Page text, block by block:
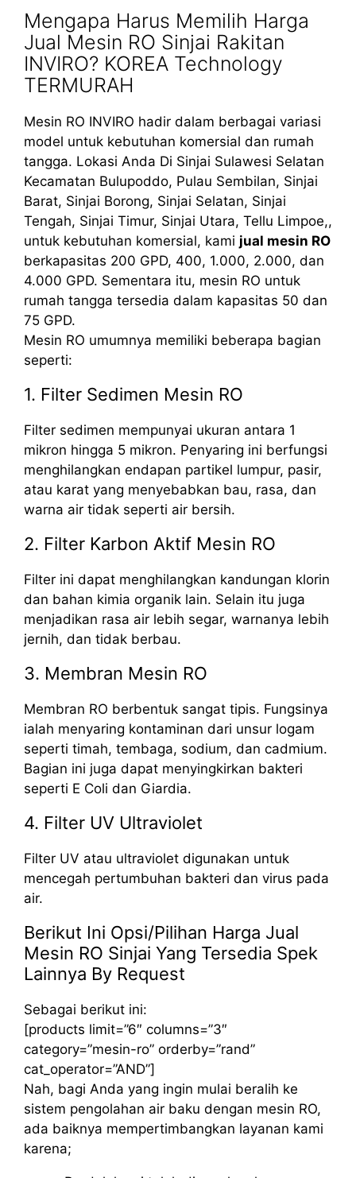
Mengapa Harus Memilih Harga
Jual Mesin RO Sinjai Rakitan
INVIRO? KOREA Technology
TERMURAH
Mesin RO INVIRO hadir dalam berbagai variasi
model untuk kebutuhan komersial dan rumah
tangga. Lokasi Anda Di Sinjai Sulawesi Selatan
Kecamatan Bulupoddo, Pulau Sembilan, Sinjai
Barat, Sinjai Borong, Sinjai Selatan, Sinjai
Tengah, Sinjai Timur, Sinjai Utara, Tellu Limpoe,,
untuk kebutuhan komersial, kami jual mesin RO
berkapasitas 200 GPD, 400, 1.000, 2.000, dan
4.000 GPD. Sementara itu, mesin RO untuk
rumah tangga tersedia dalam kapasitas 50 dan
75 GPD.
Mesin RO umumnya memiliki beberapa bagian
seperti:
1. Filter Sedimen Mesin RO
Filter sedimen mempunyai ukuran antara 1
mikron hingga 5 mikron. Penyaring ini berfungsi
menghilangkan endapan partikel lumpur, pasir,
atau karat yang menyebabkan bau, rasa, dan
warna air tidak seperti air bersih.
2. Filter Karbon Aktif Mesin RO
Filter ini dapat menghilangkan kandungan klorin
dan bahan kimia organik lain. Selain itu juga
menjadikan rasa air lebih segar, warnanya lebih
jernih, dan tidak berbau.
3. Membran Mesin RO
Membran RO berbentuk sangat tipis. Fungsinya
ialah menyaring kontaminan dari unsur logam
seperti timah, tembaga, sodium, dan cadmium.
Bagian ini juga dapat menyingkirkan bakteri
seperti E Coli dan Giardia.
4. Filter UV Ultraviolet
Filter UV atau ultraviolet digunakan untuk
mencegah pertumbuhan bakteri dan virus pada
air.
Berikut Ini Opsi/Pilihan Harga Jual
Mesin RO Sinjai Yang Tersedia Spek
Lainnya By Request
Sebagai berikut ini:
[products limit=”6″ columns=”3″
category=”mesin-ro” orderby=”rand”
cat_operator=”AND”]
Nah, bagi Anda yang ingin mulai beralih ke
sistem pengolahan air baku dengan mesin RO,
ada baiknya mempertimbangkan layanan kami
karena;